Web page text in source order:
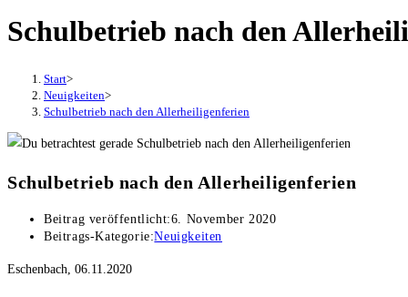
Schulbetrieb nach den
Start>
Neuigkeiten>
Schulbetrieb nach den Allerheiligenferien
Schulbetrieb nach den Allerheiligenferien
Beitrag veröffentlicht:6. November 2020
Beitrags-Kategorie:Neuigkeiten
Eschenbach, 06.11.2020